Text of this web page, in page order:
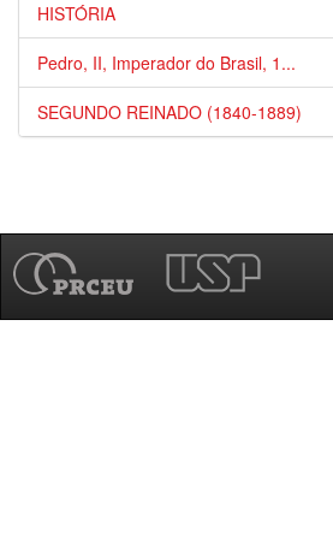
HISTÓRIA
Pedro, II, Imperador do Brasil, 1...
SEGUNDO REINADO (1840-1889)